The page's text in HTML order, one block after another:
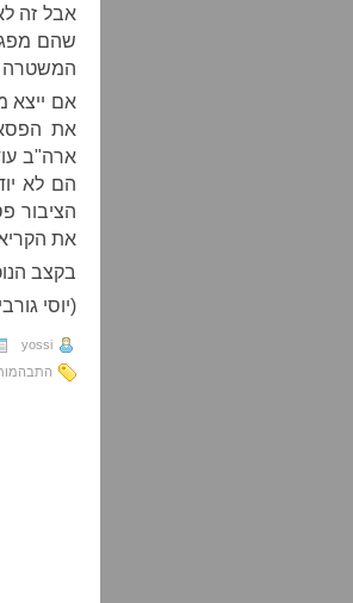
אבל זה
שהם
המשטרה
אם ייצא
את
ארה"ב
הם לא
הציבור
את
בקצב
(יוסי
yossi